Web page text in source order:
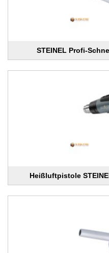
STEINEL Profi-
Heißluftpistole